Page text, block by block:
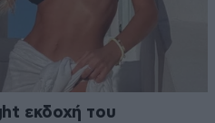
εκδοχή του